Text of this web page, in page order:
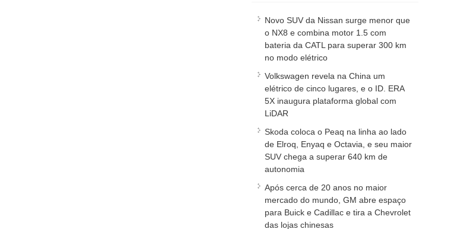
Novo SUV da Nissan surge menor que
o NX8 e combina motor 1.5 com
bateria da CATL para superar 300 km
no modo elétrico
Volkswagen revela na China um
elétrico de cinco lugares, e o ID. ERA
5X inaugura plataforma global com
LiDAR
Skoda coloca o Peaq na linha ao lado
de Elroq, Enyaq e Octavia, e seu maior
SUV chega a superar 640 km de
autonomia
Após cerca de 20 anos no maior
mercado do mundo, GM abre espaço
para Buick e Cadillac e tira a Chevrolet
das lojas chinesas